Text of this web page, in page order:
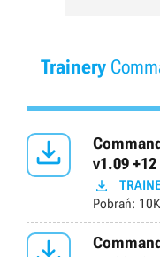
Trainery

v1.09

Pobrań: 10K